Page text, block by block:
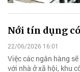
Nới tín dụng
22/06/2026 16:01
Việc các ngân hàng
với nhà ở xã hội, khu